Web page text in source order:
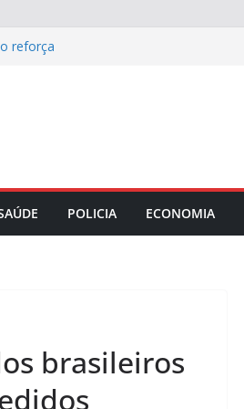
reforça
a
POLICIA ECONOMIA
brasileiros